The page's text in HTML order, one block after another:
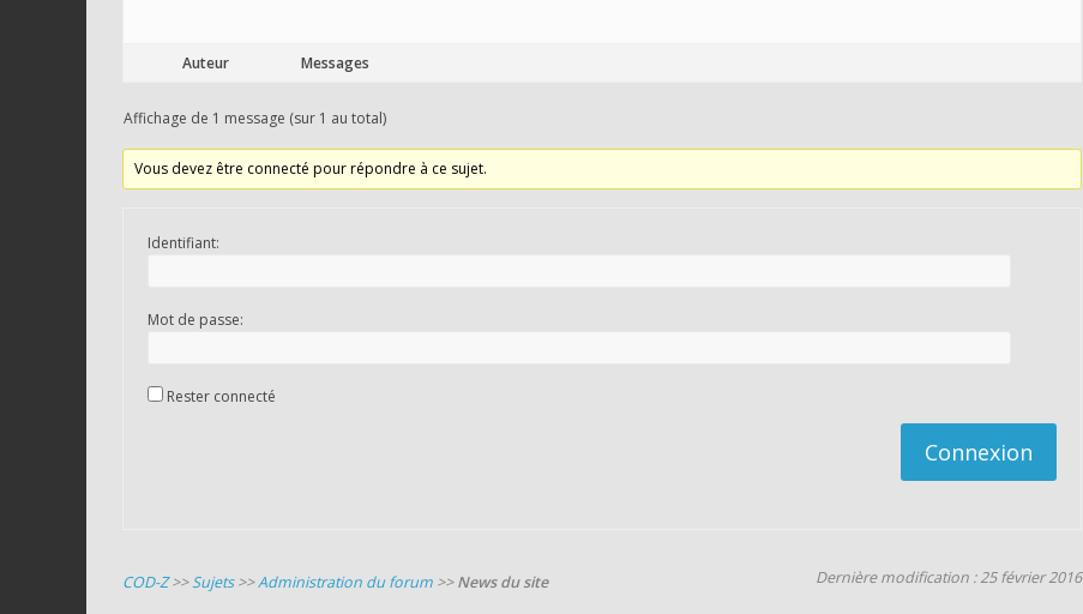
Auteur Messages
Affichage de 1 message (sur 1 au total)
Vous devez être connecté pour répondre à ce sujet.
Identifiant:
Mot de passe:
Rester connecté
Connexion
Dernière modification : 25 février 2016
COD-Z>>Sujets>>Administration du forum >>News du site